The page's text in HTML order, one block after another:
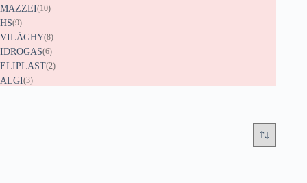
MAZZEI(10)
HS(9)
VILÁGHY(8)
IDROGAS(6)
ELIPLAST(2)
ALGI(3)